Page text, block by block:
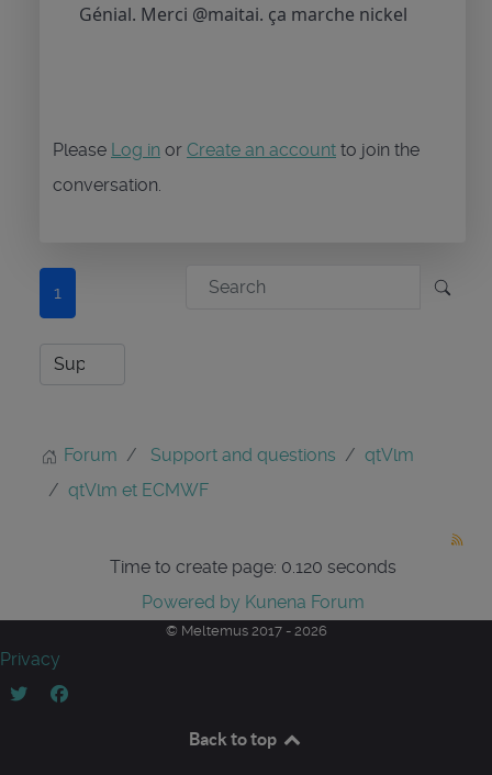
Génial. Merci @maitai. ça marche nickel
Please Log in or Create an account to join the
conversation.
1
Forum Support and questions
qtVlm
qtVlm et ECMWF
Time to create page: 0.120 seconds
Powered by Kunena Forum
© Meltemus 2017 - 2026
Privacy
Back to top